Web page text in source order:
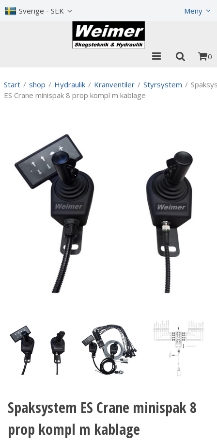
Sverige - SEK Meny
0
Start / shop / Hydraulik / Kranventiler / Styrsystem /
ES Crane minispak 8 prop kompl m kablage
Spaksystem ES Crane minispak 8
prop kompl m kablage